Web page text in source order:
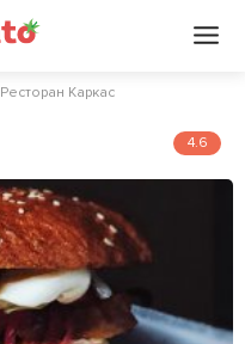
Ресторан Каркас
4.6